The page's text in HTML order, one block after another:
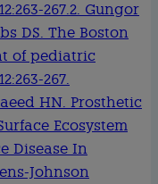
267.2. Gungor
DS. The Boston
of pediatric
267.
HN. Prosthetic
Ecosystem
Disease In
Johnson